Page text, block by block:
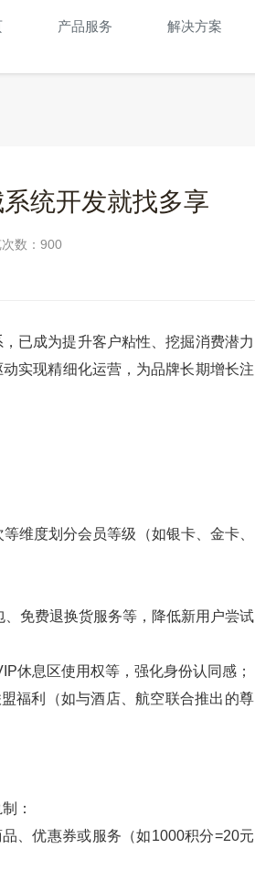
产品服务 解决方案
统开发就找多享
数： 900
已成为提升客户粘性、挖掘消费潜力
实现精细化运营，为品牌长期增长注
维度划分会员等级（如银卡、金卡、
免费退换货服务等，降低新用户尝试
休息区使用权等，强化身份认同感；
福利（如与酒店、航空联合推出的尊
：
、优惠券或服务（如1000积分=20元